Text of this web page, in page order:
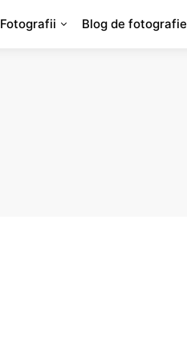
Fotografii Blog de fotografie